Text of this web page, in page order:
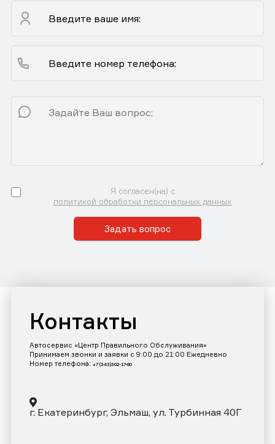
Я согласен(на) с
политикой обработки персональных данных
Задать вопрос
Контакты
Автосервис «Центр Правильного Обслуживания»
Принимаем звонки и заявки с 9:00 до 21:00 Ежедневно
Номер телефона: +7 (343)302-17-80
г. Екатеринбург, Эльмаш, ул. Турбинная 40Г